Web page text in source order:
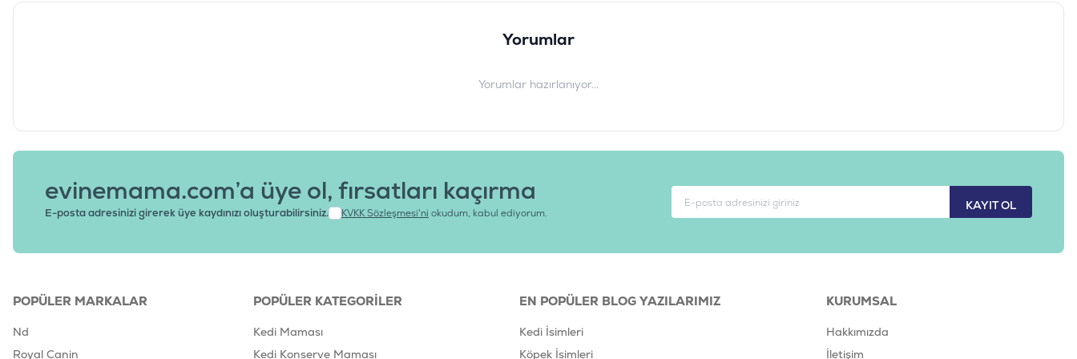
Yorumlar
Yorumlar hazırlanıyor...
KAYIT OL
evinemama.com’a üye ol, fırsatları kaçırma
E-posta adresinizi girerek üye kaydınızı oluşturabilirsiniz. KVKK Sözleşmesi'ni okudum, kabul ediyorum.
POPÜLER MARKALAR
Nd
Royal Canin
POPÜLER KATEGORILER
Kedi Maması
Kedi Konserve Maması
EN POPÜLER BLOG YAZILARIMIZ
Kedi İsimleri
Köpek İsimleri
KURUMSAL
Hakkımızda
İletişim